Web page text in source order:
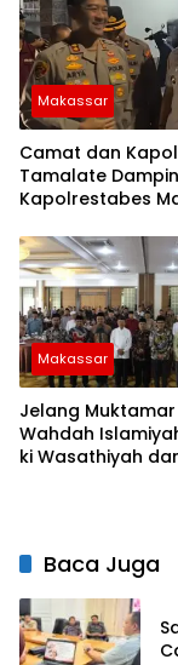
Makassar
Camat dan
Tamalate
Kapolrestabes
Sembako di
Makassar
Jelang Muktamar
Wahdah
ki Wasathiyah
Baca Juga